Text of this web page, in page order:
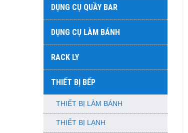
DỤNG CỤ QUẦY BAR
DỤNG CỤ LÀM BÁNH
RACK LY
THIẾT BỊ BẾP
THIẾT BỊ LÀM BÁNH
THIẾT BỊ LẠNH